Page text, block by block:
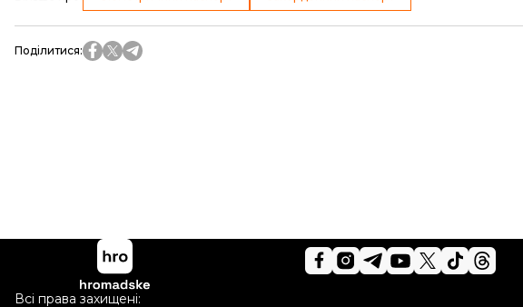
Поділитися:
Всі права захищені: